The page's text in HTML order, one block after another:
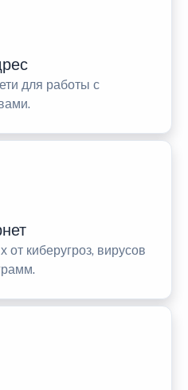
для работы с
киберугроз, вирусов